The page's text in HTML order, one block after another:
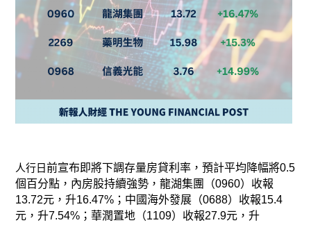
人行日前宣布即將下調存量房貸利率，預計平均降幅將0.5
個百分點，內房股持續強勢，龍湖集團（0960）收報
13.72元，升16.47%；中 國海外發展（0688）收報15.4
元，升7.54%；華潤置地（1109）收報27.9元，升